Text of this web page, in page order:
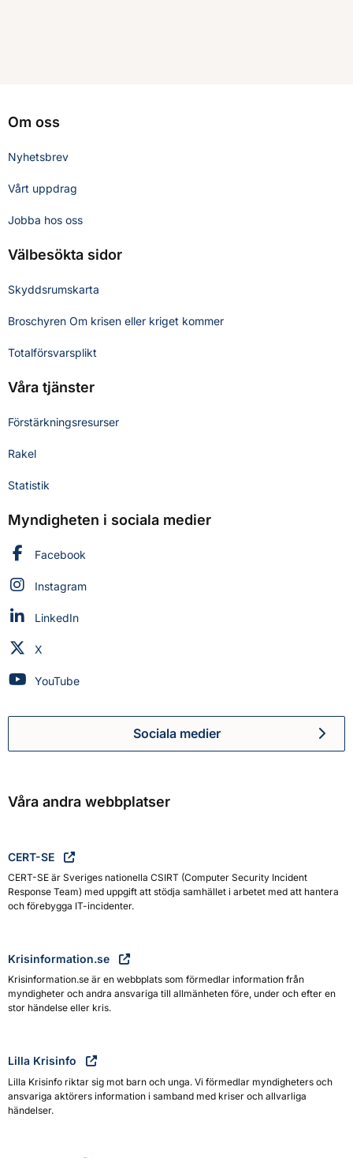
Om oss
Nyhetsbrev
Vårt uppdrag
Jobba hos oss
Välbesökta sidor
Skyddsrumskarta
Broschyren Om krisen eller kriget kommer
Totalförsvarsplikt
Våra tjänster
Förstärkningsresurser
Rakel
Statistik
Myndigheten i sociala medier
Myndigheten för civilt försvar på
Facebook
Myndigheten för civilt försvar på
Instagram
Myndigheten för civilt försvar på
LinkedIn
Myndigheten för civilt försvar på
X
Myndigheten för civilt försvar på
YouTube
Myndigheten för civilt
Sociala medier
Våra andra webbplatser
CERT-SE
CERT-SE är Sveriges nationella CSIRT (Computer Security Incident
Response Team) med uppgift att stödja samhället i arbetet med att hantera
och förebygga IT-incidenter.
Krisinformation.se
Krisinformation.se är en webbplats som förmedlar information från
myndigheter och andra ansvariga till allmänheten före, under och efter en
stor händelse eller kris.
Lilla Krisinfo
Lilla Krisinfo riktar sig mot barn och unga. Vi förmedlar myndigheters och
ansvariga aktörers information i samband med kriser och allvarliga
händelser.